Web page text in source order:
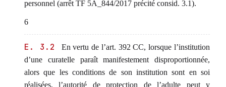
personnel (arrêt TF 5A_844/2017 précité consid. 3.1).
6
E. 3.2
En vertu de l’art. 392 CC, lorsque l’institution
d’une curatelle paraît manifestement disproportionnée,
alors que les conditions de son institution sont en soi
réalisées, l’autorité de protection de l’adulte peut y